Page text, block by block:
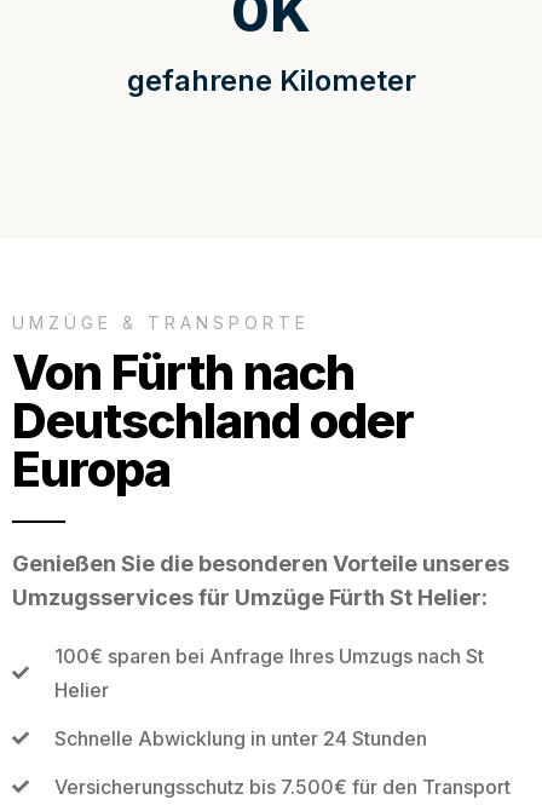
gefahrene Kilometer
UMZÜGE & TRANSPORTE
Von Fürth nach
Deutschland oder
Europa
Genießen Sie die besonderen Vorteile unseres
Umzugsservices für Umzüge Fürth St Helier:
100€ sparen bei Anfrage Ihres Umzugs nach St
Helier
Schnelle Abwicklung in unter 24 Stunden
Versicherungsschutz bis 7.500€ für den Transport